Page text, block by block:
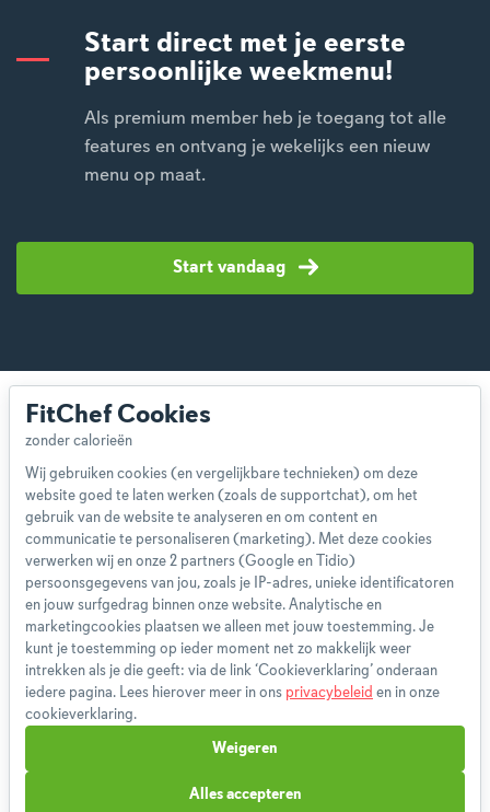
Start direct met je eerste
persoonlijke weekmenu!
Als premium member heb je toegang tot alle
features en ontvang je wekelijks een nieuw
menu op maat.
Start vandaag
Over ons
Team
App
Blog
Disclaimer
Gebruikersvoorwaarden
Methodologie
Privacybeleid
Cookieverklaring
Betaalmethoden
Klachtenprocedure
FitChef Cookies
Wij gebruiken cookies (en vergelijkbare technieken) om deze
website goed te laten werken (zoals de supportchat), om het
gebruik van de website te analyseren en om content en
communicatie te personaliseren (marketing). Met deze cookies
verwerken wij en onze 2 partners (Google en Tidio)
persoonsgegevens van jou, zoals je IP-adres, unieke identificatoren
en jouw surfgedrag binnen onze website. Analytische en
marketingcookies plaatsen we alleen met jouw toestemming. Je
kunt je toestemming op ieder moment net zo makkelijk weer
intrekken als je die geeft: via de link ‘Cookieverklaring’ onderaan
iedere pagina. Lees hierover meer in ons privacybeleid en in onze
cookieverklaring.
Weigeren
Alles accepteren